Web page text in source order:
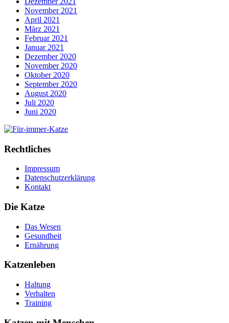
November 2021
April 2021
März 2021
Februar 2021
Januar 2021
Dezember 2020
November 2020
Oktober 2020
September 2020
August 2020
Juli 2020
Juni 2020
Rechtliches
Impressum
Datenschutzerklärung
Kontakt
Die Katze
Das Wesen
Gesundheit
Ernährung
Katzenleben
Haltung
Verhalten
Training